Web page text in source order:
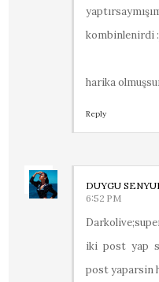
kombinlenirdi
harika
Reply
DUYGU
6:52 PM
iki post yap
post yaparsin